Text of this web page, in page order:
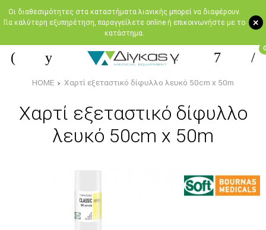
+
Oι διαθεσιμότητες στα καταστήματα λιανικής μπορεί να διαφέρουν.
Για καλύτερη εξυπηρέτηση, παραγγείλετε online ή επικοινωνήστε με το
κατάστημα.
0
HOME Χαρτί εξεταστικό δίφυλλο λευκό 50cm x 50m
Χαρτί εξεταστικό δίφυλλο
λευκό 50cm x 50m